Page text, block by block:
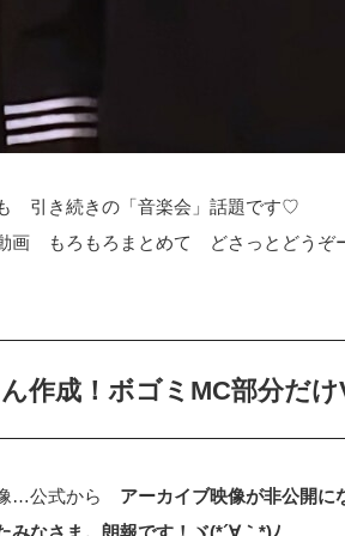
引き続きの「音楽会」話題です♡
画 もろもろまとめて どさっとどうぞ
作成！ボゴミMC部分だ
…公式から アーカイブ映像が非公開
みなさま。朗報です！ヾ(*´∀｀*)ﾉ